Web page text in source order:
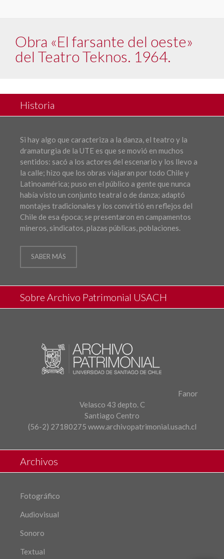
Obra «El farsante del oeste»
del Teatro Teknos. 1964.
Historia
Si hay algo que caracteriza a la danza, el teatro y la
dramaturgia de la UTE es que se movió en muchos
sentidos: sacó a los actores del escenario y los llevo a
la calle; hizo que los obras viajaran por todo Chile y
Latinoamérica; puso en el público a gente que nunca
había visto un conjunto teatral o de danza; adaptó
montajes tradicionales y los convirtió en reflejos del
Chile de esa época; se presentaron en campamentos
mineros, sindicatos, plazas públicas, poblaciones.
SABER MÁS
Sobre Archivo Patrimonial USACH
Fanor
Velasco 43 depto. C
Santiago Centro
(56-2) 27180275 www.archivopatrimonial.usach.cl
Archivos
Fotográfico
Audiovisual
Sonoro
Textual